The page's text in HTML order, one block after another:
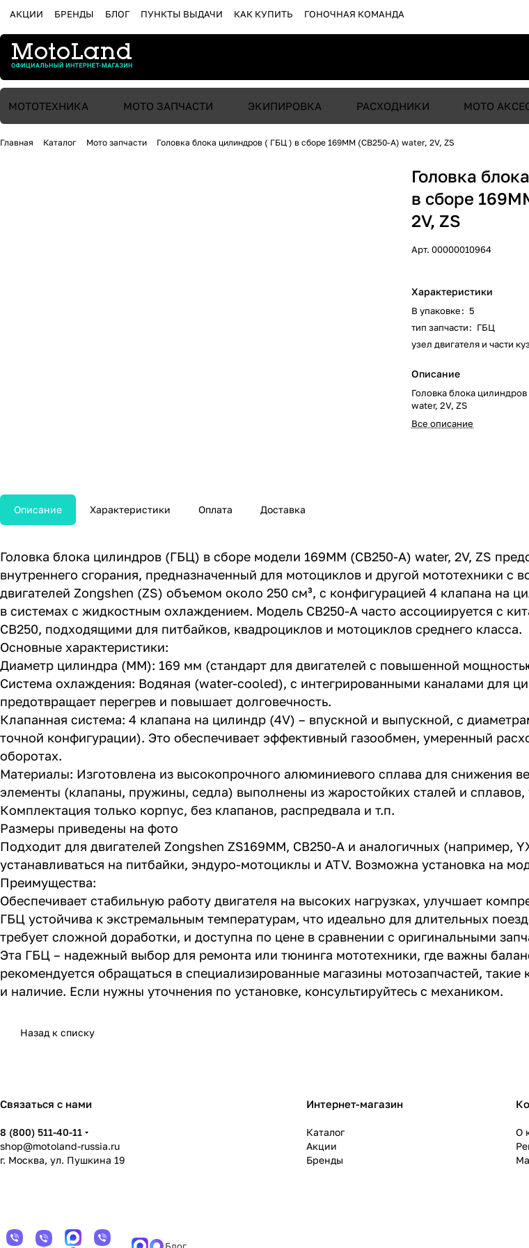
АКЦИИ БРЕНДЫ БЛОГ ПУНКТЫ ВЫДАЧИ КАК КУПИТЬ ГОНОЧНАЯ КОМАНДА
МОТОТЕХНИКА МОТО ЗАПЧАСТИ ЭКИПИРОВКА РАСХОДНИКИ МОТО
Главная Каталог Мото запчасти Головка блока цилиндров ( ГБЦ ) в сборе 169MM (CB250-A) water, 2V, ZS
Головка
в сборе
2V, ZS
Арт.00000010964
Характеристики
В упаковке: 5
тип запчасти: ГБЦ
узел двигателя и части
Описание
Головка блока
water, 2V, ZS
Все описание
Описание Характеристики Оплата Доставка
Головка блока цилиндров (ГБЦ) в сборе модели 169MM (CB250-A) water, 2V, ZS
внутреннего сгорания, предназначенный для мотоциклов и другой мототехники
двигателей Zongshen (ZS) объемом около 250 см³, с конфигурацией 4 клапана на
в системах с жидкостным охлаждением. Модель CB250-A часто ассоциируется с
CB250, подходящими для питбайков, квадроциклов и мотоциклов среднего класса.
Основные характеристики:
Диаметр цилиндра (MM): 169 мм (стандарт для двигателей с повышенной
Система охлаждения: Водяная (water-cooled), с интегрированными каналами для
предотвращает перегрев и повышает долговечность.
Клапанная система: 4 клапана на цилиндр (4V) – впускной и выпускной, с
точной конфигурации). Это обеспечивает эффективный газообмен, умеренный
оборотах.
Материалы: Изготовлена из высокопрочного алюминиевого сплава для снижения
элементы (клапаны, пружины, седла) выполнены из жаростойких сталей и сплавов,
Комплектация только корпус, без клапанов, распредвала и т.п.
Размеры приведены на фото
Подходит для двигателей Zongshen ZS169MM, CB250-A и аналогичных (например,
устанавливаться на питбайки, эндуро-мотоциклы и ATV. Возможна установка на
Преимущества:
Обеспечивает стабильную работу двигателя на высоких нагрузках, улучшает
ГБЦ устойчива к экстремальным температурам, что идеально для длительных
требует сложной доработки, и доступна по цене в сравнении с оригинальными
Эта ГБЦ – надежный выбор для ремонта или тюнинга мототехники, где важны
рекомендуется обращаться в специализированные магазины мотозапчастей,
и наличие. Если нужны уточнения по установке, консультируйтесь с механиком.
Назад к списку
Связаться с нами
8 (800) 511-40-11
shop@motoland-russia.ru
г. Москва, ул. Пушкина 19
Интернет-магазин
Каталог
Акции
Бренды
О